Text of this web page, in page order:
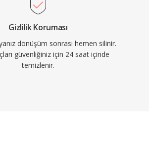
Gizlilik Koruması
dönüşüm sonrası hemen silinir.
güvenliğiniz için 24 saat içinde
temizlenir.